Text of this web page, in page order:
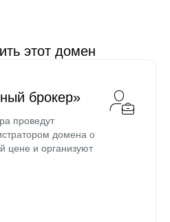
этот домен
брокер»
проведут
домена о
цене и организуют